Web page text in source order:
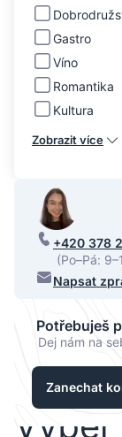
Gastro
Víno
Romantika
Kultura
Zobrazit více
+420 378
(Po–Pá:
Napsat
Potřebuješ
Dej nám na
Zanechat